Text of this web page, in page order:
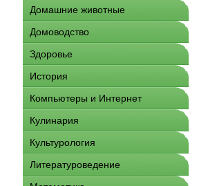
Домашние животные
Домоводство
Здоровье
История
Компьютеры и Интернет
Кулинария
Культурология
Литературоведение